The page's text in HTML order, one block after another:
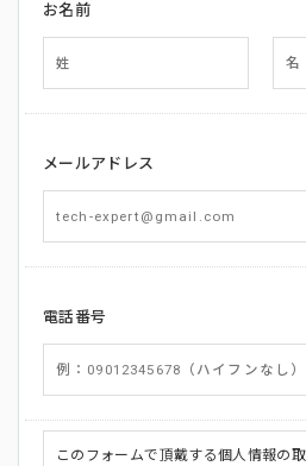
お名前
メールアドレス
電話番号
このフォームで頂戴する個人情報の